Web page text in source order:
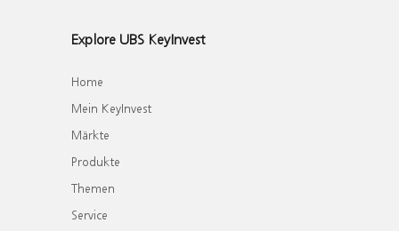
Explore UBS KeyInvest
Home
Mein KeyInvest
Märkte
Produkte
Themen
Service